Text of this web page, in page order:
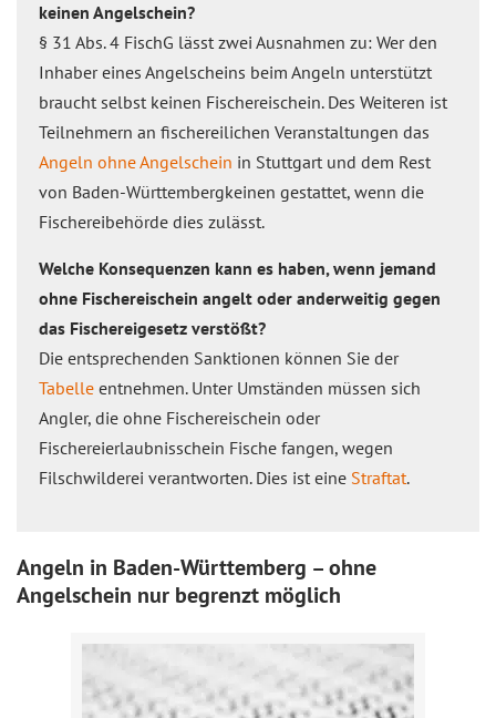
keinen Angelschein?
§ 31 Abs. 4 FischG lässt zwei Ausnahmen zu: Wer den
Inhaber eines Angelscheins beim Angeln unterstützt
braucht selbst keinen Fischereischein. Des Weiteren ist
Teilnehmern an fischereilichen Veranstaltungen das
Angeln ohne Angelschein in Stuttgart und dem Rest
von Baden-Württembergkeinen gestattet, wenn die
Fischereibehörde dies zulässt.
Welche Konsequenzen kann es haben, wenn jemand
ohne Fischereischein angelt oder anderweitig gegen
das Fischereigesetz verstößt?
Die entsprechenden Sanktionen können Sie der
Tabelle entnehmen. Unter Umständen müssen sich
Angler, die ohne Fischereischein oder
Fischereierlaubnisschein Fische fangen, wegen
Filschwilderei verantworten. Dies ist eine Straftat.
Angeln in Baden-Württemberg – ohne
Angelschein nur begrenzt möglich